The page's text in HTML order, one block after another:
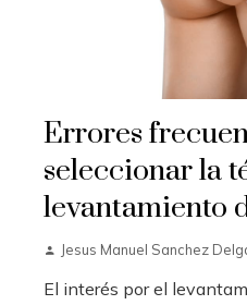
Errores
seleccionar la
levantamiento
Jesus Manuel Sanchez
El interés por el